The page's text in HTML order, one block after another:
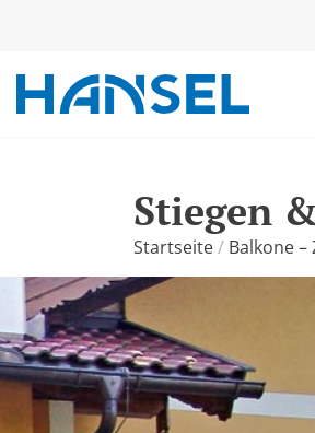
Stiegen
Startseite/ Balkone –